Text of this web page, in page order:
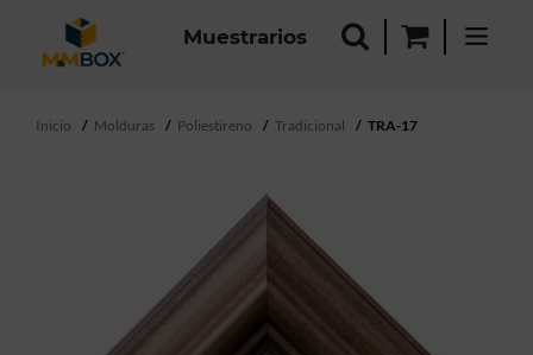
Muestrarios
Inicio Molduras Poliestireno Tradicional TRA-17